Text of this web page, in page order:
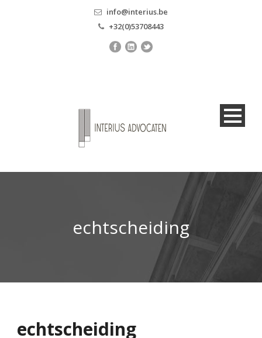
info@interius.be
+32(0)53708443
echtscheiding
echtscheiding